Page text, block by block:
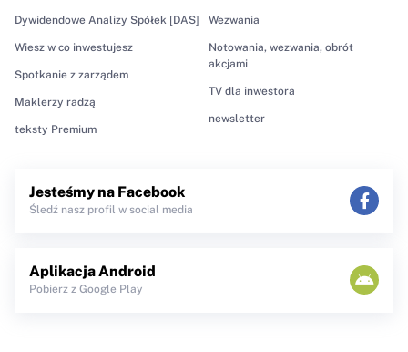
Dywidendowe Analizy Spółek [DAS]
Wiesz w co inwestujesz
Spotkanie z zarządem
Maklerzy radzą
teksty Premium
Wezwania
Notowania, wezwania, obrót
akcjami
TV dla inwestora
newsletter
Jesteśmy na Facebook
Śledź nasz profil w social media
Aplikacja Android
Pobierz z Google Play